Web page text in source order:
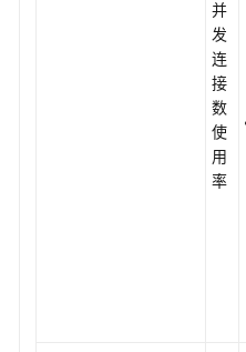
并
发
连
接
数
使
用
率